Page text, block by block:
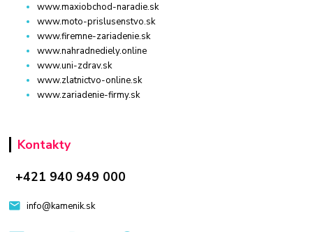
www.maxiobchod-naradie.sk
www.moto-prislusenstvo.sk
www.firemne-zariadenie.sk
www.nahradnediely.online
www.uni-zdrav.sk
www.zlatnictvo-online.sk
www.zariadenie-firmy.sk
Kontakty
+421 940 949 000
info@kamenik.sk